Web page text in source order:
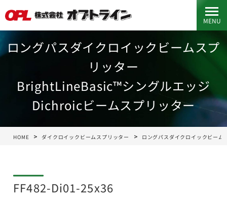
MENU
ロングパスダイクロイックビームスプ
リッター
BrightLineBasic™シングルエッジ
Dichroicビームスプリッター
HOME ダイクロイックビームスプリッター ロングパスダイクロイックビーム
FF482-Di01-25x36